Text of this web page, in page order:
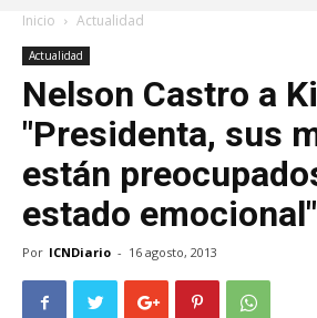
Inicio Actualidad
Actualidad
Nelson Castro a
"Presidenta, sus
están
estado emocional"
Por ICNDiario - 16 agosto, 2013